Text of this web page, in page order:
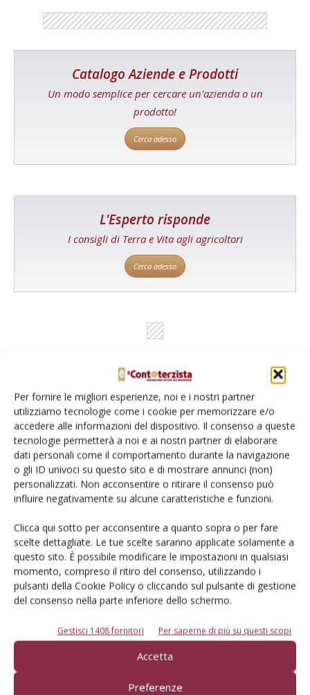
Per fornire le migliori esperienze, noi e i nostri partner
utilizziamo tecnologie come i cookie per memorizzare e/o
accedere alle informazioni del dispositivo. Il consenso a queste
tecnologie permetterà a noi e ai nostri partner di elaborare
dati personali come il comportamento durante la navigazione
o gli ID univoci su questo sito e di mostrare annunci (non)
personalizzati. Non acconsentire o ritirare il consenso può
influire negativamente su alcune caratteristiche e funzioni.
Clicca qui sotto per acconsentire a quanto sopra o per fare
scelte dettagliate. Le tue scelte saranno applicate solamente a
questo sito. È possibile modificare le impostazioni in qualsiasi
momento, compreso il ritiro del consenso, utilizzando i
pulsanti della Cookie Policy o cliccando sul pulsante di gestione
del consenso nella parte inferiore dello schermo.
Gestisci 1408 fornitori Per saperne di più su questi scopi
Accetta
Preferenze
Catalogo Aziende e Prodotti
Un modo semplice per cercare un'azienda o un
prodotto!
Cerca adesso
L'Esperto risponde
I consigli di Terra e Vita agli agricoltori
Cerca adesso
Rimani aggiornato sul mondo
dell’agricoltura
Iscriviti alle nostre newsletter